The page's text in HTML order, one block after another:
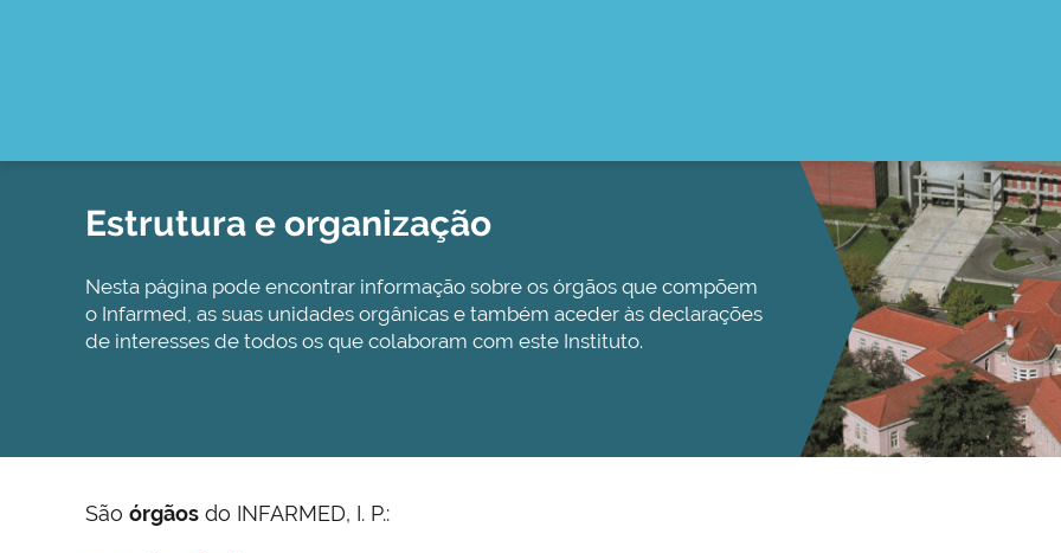
Estrutura e organização
Nesta página pode encontrar informação sobre os órgãos que compõem
o Infarmed, as suas unidades orgânicas e também aceder às declarações
de interesses de todos os que colaboram com este Instituto.
São órgãos do INFARMED, I. P.: